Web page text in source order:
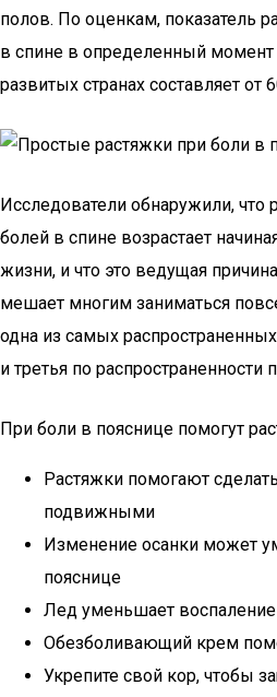
полов. По оценкам, показатель
в спине в определенный
развитых странах составляет от
Исследователи обнаружили, что
болей в спине возрастает
жизни, и что это ведущая
мешает многим заниматься
одна из самых
и третья по распространенности
При боли в пояснице помогут
Растяжки помогают
подвижными
Изменение осанки может
пояснице
Лед уменьшает
Обезболивающий крем
Укрепите свой кор, чтобы